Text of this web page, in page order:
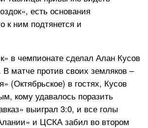
есть основания
к ним подтянется и
в чемпионате сделал Алан Кусов
В матче против своих земляков –
(Октябрьское) в гостях, Кусов
кому удавалось поразить
выиграл 3:0, и все голы
и ЦСКА забил во втором